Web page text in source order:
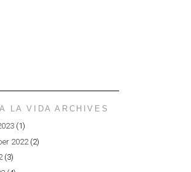
LA VIDA ARCHIVES
(1)
2022 (2)
(3)